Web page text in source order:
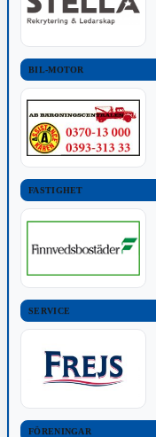
BIL-MOTOR
FASTIGHET
SERVICE
FÖRENINGAR